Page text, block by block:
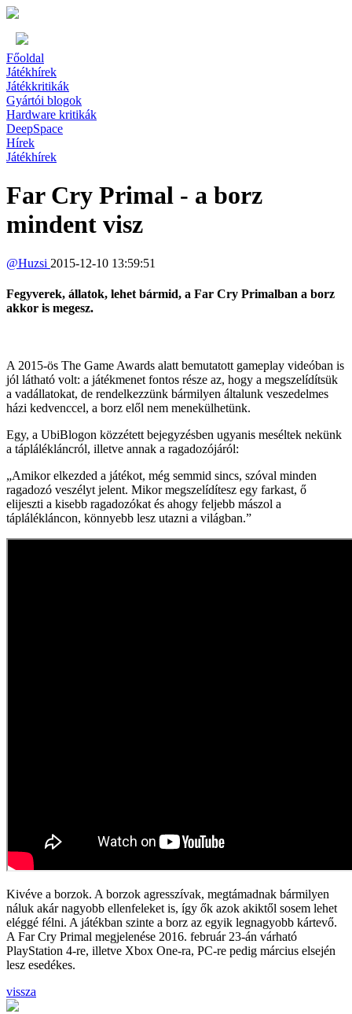
Főoldal
Játékhírek
Játékkritikák
Gyártói blogok
Hardware kritikák
DeepSpace
Hírek
Játékhírek
Far Cry Primal - a borz
mindent visz
@Huzsi 2015-12-10 13:59:51
Fegyverek, állatok, lehet bármid, a Far Cry Primalban a borz
akkor is megesz.
A 2015-ös The Game Awards alatt bemutatott gameplay videóban is
jól látható volt: a játékmenet fontos része az, hogy a megszelídítsük
a vadállatokat, de rendelkezzünk bármilyen általunk veszedelmes
házi kedvenccel, a borz elől nem menekülhetünk.
Egy, a UbiBlogon közzétett bejegyzésben ugyanis meséltek nekünk
a táplálékláncról, illetve annak a ragadozójáról:
„Amikor elkezded a játékot, még semmid sincs, szóval minden
ragadozó veszélyt jelent. Mikor megszelídítesz egy farkast, ő
elijeszti a kisebb ragadozókat és ahogy feljebb mászol a
táplálékláncon, könnyebb lesz utazni a világban.”
Kivéve a borzok. A borzok agresszívak, megtámadnak bármilyen
náluk akár nagyobb ellenfeleket is, így ők azok akiktől sosem lehet
eléggé félni. A játékban szinte a borz az egyik legnagyobb kártevő.
A Far Cry Primal megjelenése 2016. február 23-án várható
PlayStation 4-re, illetve Xbox One-ra, PC-re pedig március elsején
lesz esedékes.
vissza